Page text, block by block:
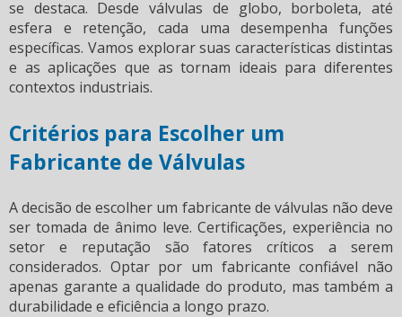
se destaca. Desde válvulas de globo, borboleta, até
esfera e retenção, cada uma desempenha funções
específicas. Vamos explorar suas características distintas
e as aplicações que as tornam ideais para diferentes
contextos industriais.
Critérios para Escolher um
Fabricante de Válvulas
A decisão de escolher um fabricante de válvulas não deve
ser tomada de ânimo leve. Certificações, experiência no
setor e reputação são fatores críticos a serem
considerados. Optar por um fabricante confiável não
apenas garante a qualidade do produto, mas também a
durabilidade e eficiência a longo prazo.